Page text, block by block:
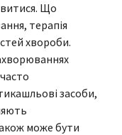
Що
терапія
хвороби.
засоби,
може бути